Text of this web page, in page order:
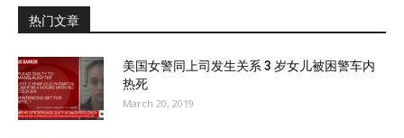
热门文章
美国女警同上司发生关系 3 岁女儿被困警车内
热死
March 20, 2019